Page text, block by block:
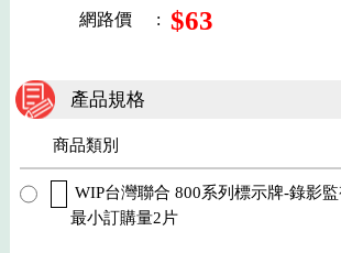
網路價
: $63
產品規格
商品類別
WIP台灣聯合 800系列標示牌-錄影監
最小訂購量2片